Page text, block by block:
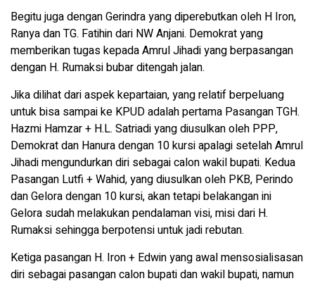
Begitu juga dengan Gerindra yang diperebutkan oleh H Iron,
Ranya dan TG. Fatihin dari NW Anjani. Demokrat yang
memberikan tugas kepada Amrul Jihadi yang berpasangan
dengan H. Rumaksi bubar ditengah jalan.
Jika dilihat dari aspek kepartaian, yang relatif berpeluang
untuk bisa sampai ke KPUD adalah pertama Pasangan TGH.
Hazmi Hamzar + H.L. Satriadi yang diusulkan oleh PPP,
Demokrat dan Hanura dengan 10 kursi apalagi setelah Amrul
Jihadi mengundurkan diri sebagai calon wakil bupati. Kedua
Pasangan Lutfi + Wahid, yang diusulkan oleh PKB, Perindo
dan Gelora dengan 10 kursi, akan tetapi belakangan ini
Gelora sudah melakukan pendalaman visi, misi dari H.
Rumaksi sehingga berpotensi untuk jadi rebutan.
Ketiga pasangan H. Iron + Edwin yang awal mensosialisasan
diri sebagai pasangan calon bupati dan wakil bupati, namun